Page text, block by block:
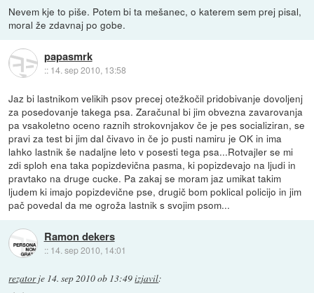
Nevem kje to piše. Potem bi ta mešanec, o katerem sem prej pisal,
moral že zdavnaj po gobe.
papasmrk
:: 14. sep 2010, 13:58
Jaz bi lastnikom velikih psov precej otežkočil pridobivanje dovoljenj
za posedovanje takega psa. Zaračunal bi jim obvezna zavarovanja
pa vsakoletno oceno raznih strokovnjakov če je pes socializiran, se
pravi za test bi jim dal čivavo in če jo pusti namiru je OK in ima
lahko lastnik še nadaljne leto v posesti tega psa...Rotvajler se mi
zdi sploh ena taka popizdevična pasma, ki popizdevajo na ljudi in
pravtako na druge cucke. Pa zakaj se moram jaz umikat takim
ljudem ki imajo popizdevične pse, drugič bom poklical policijo in jim
pač povedal da me ogroža lastnik s svojim psom...
Ramon dekers
:: 14. sep 2010, 14:01
rezatorje 14. sep 2010 ob 13:49izjavil: